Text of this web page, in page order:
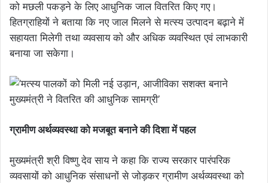
को मछली पकड़ने के लिए आधुनिक जाल वितरित किए गए।
हितग्राहियों ने बताया कि नए जाल मिलने से मत्स्य उत्पादन बढ़ाने में
सहायता मिलेगी तथा व्यवसाय को और अधिक व्यवस्थित एवं लाभकारी
बनाया जा सकेगा।
ग्रामीण अर्थव्यवस्था को मजबूत बनाने की दिशा में पहल
मुख्यमंत्री श्री विष्णु देव साय ने कहा कि राज्य सरकार पारंपरिक
व्यवसायों को आधुनिक संसाधनों से जोड़कर ग्रामीण अर्थव्यवस्था को